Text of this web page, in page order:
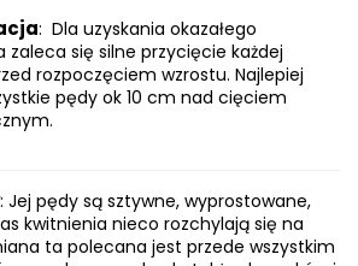
: Dla uzyskania okazałego
zaleca się silne przycięcie każdej
rozpoczęciem wzrostu. Najlepiej
pędy ok 10 cm nad cięciem
: Jej pędy są sztywne, wyprostowane,
kwitnienia nieco rozchylają się na
ta polecana jest przede wszystkim